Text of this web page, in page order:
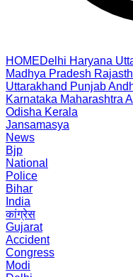
HOMEDelhi Haryana
Madhya Pradesh
Uttarakhand Punjab
Karnataka Maharashtra
Odisha Kerala
Jansamasya
News
Bjp
National
Police
Bihar
India
कांग्रेस
Gujarat
Accident
Congress
Modi